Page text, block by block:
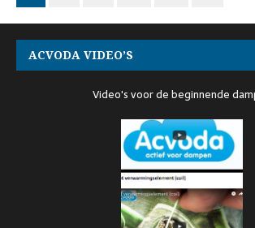
ACVODA VIDEO’S
Video's voor de beginnende